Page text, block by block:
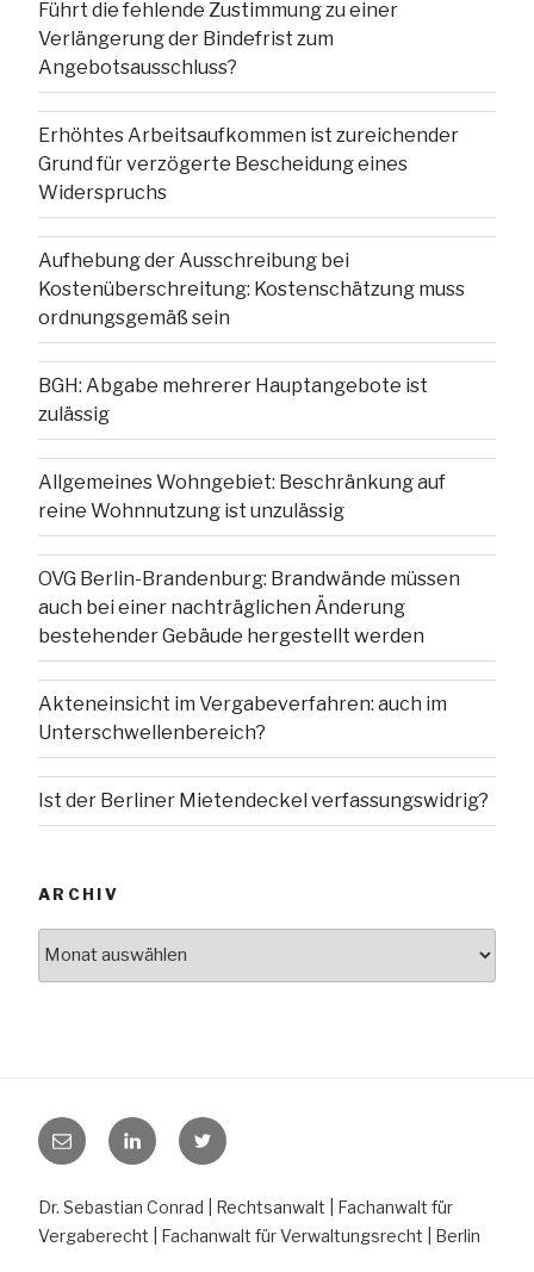
Führt die fehlende Zustimmung zu einer
Verlängerung der Bindefrist zum
Angebotsausschluss?
Erhöhtes Arbeitsaufkommen ist zureichender
Grund für verzögerte Bescheidung eines
Widerspruchs
Aufhebung der Ausschreibung bei
Kostenüberschreitung: Kostenschätzung muss
ordnungsgemäß sein
BGH: Abgabe mehrerer Hauptangebote ist
zulässig
Allgemeines Wohngebiet: Beschränkung auf
reine Wohnnutzung ist unzulässig
OVG Berlin-Brandenburg: Brandwände müssen
auch bei einer nachträglichen Änderung
bestehender Gebäude hergestellt werden
Akteneinsicht im Vergabeverfahren: auch im
Unterschwellenbereich?
Ist der Berliner Mietendeckel verfassungswidrig?
ARCHIV
E-
Mail
LinkedIn Twitter
Dr. Sebastian Conrad | Rechtsanwalt | Fachanwalt für
Vergaberecht | Fachanwalt für Verwaltungsrecht | Berlin